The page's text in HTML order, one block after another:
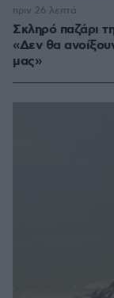
Σκληρό παζάρι
«Δεν θα
μας»
πριν 26 λεπτά